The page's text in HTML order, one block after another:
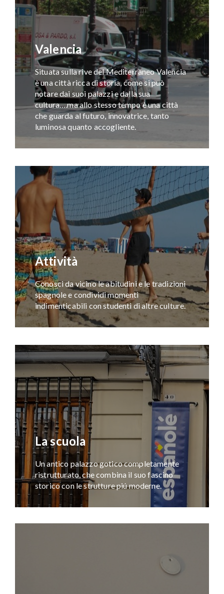
Valencia
Situata sulla rive del Mediterraneo Valencia
è una città ricca di storia, come si può
notare dai suoi palazzi e dalla sua
cultura….ma allo stesso tempo è una città
che guarda al futuro, innovatrice, tanto
luminosa quanto accogliente.
Attività
Conosci da vicino le abitudini e le tradizioni
spagnole e condividi momenti
indimenticabili con studenti di altre culture.
La scuola
Un antico palazzo gotico completamente
ristrutturato, che combina il suo fascino
storico con le strutture piú moderne.